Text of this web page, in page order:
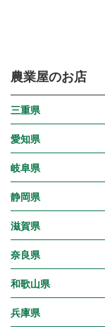
農業屋のお店
三重県
愛知県
岐阜県
静岡県
滋賀県
奈良県
和歌山県
兵庫県